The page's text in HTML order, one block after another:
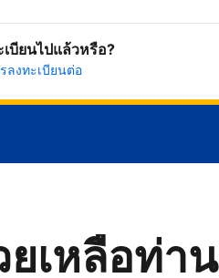
เบียนไปแล้วหรือ?
ลงทะเบียนต่อ
ยเหลือท่าน